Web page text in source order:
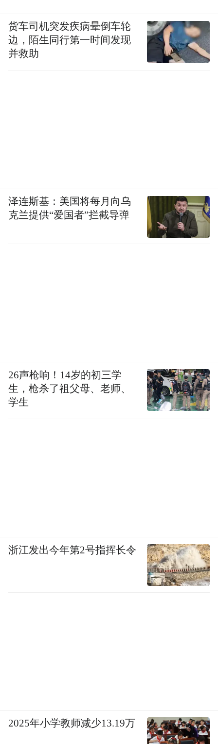
货车司机突发疾病晕倒车轮
边，陌生同行第一时间发现
并救助
泽连斯基：美国将每月向乌
克兰提供“爱国者”拦截导弹
26声枪响！14岁的初三学
生，枪杀了祖父母、老师、
学生
浙江发出今年第2号指挥长令
2025年小学教师减少13.19万